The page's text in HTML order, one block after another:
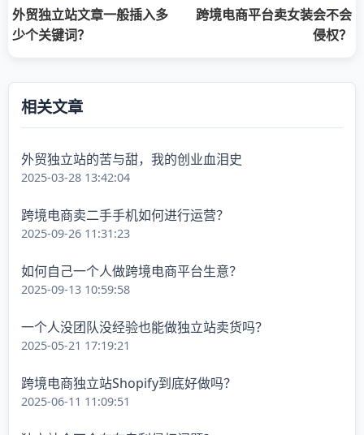
外贸独立站文章一般插入多
少个关键词？
跨境电商平台卖女装会不会
侵权？
相关文章
外贸独立站的苦与甜，我的创业血泪史
2025-03-28 13:42:04
跨境电商卖二手手机如何进行运营？
2025-09-26 11:31:23
如何自己一个人做跨境电商平台生意？
2025-09-13 10:59:58
一个人没团队没经验也能做独立站卖货吗？
2025-05-21 17:19:21
跨境电商独立站Shopify到底好做吗？
2025-06-11 11:09:51